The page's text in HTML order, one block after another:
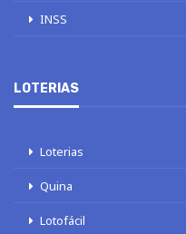
INSS
LOTERIAS
Loterias
Quina
Lotofácil